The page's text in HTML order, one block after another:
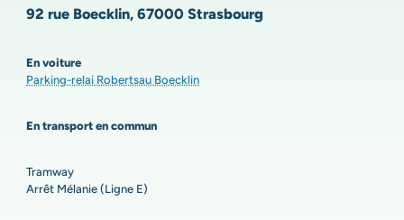
92 rue Boecklin, 67000 Strasbourg
En voiture
Parking-relai Robertsau Boecklin
En transport en commun
Tramway
Arrêt Mélanie (Ligne E)